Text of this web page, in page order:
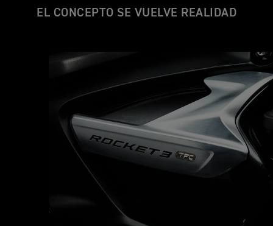
EL CONCEPTO SE VUELVE REALIDAD